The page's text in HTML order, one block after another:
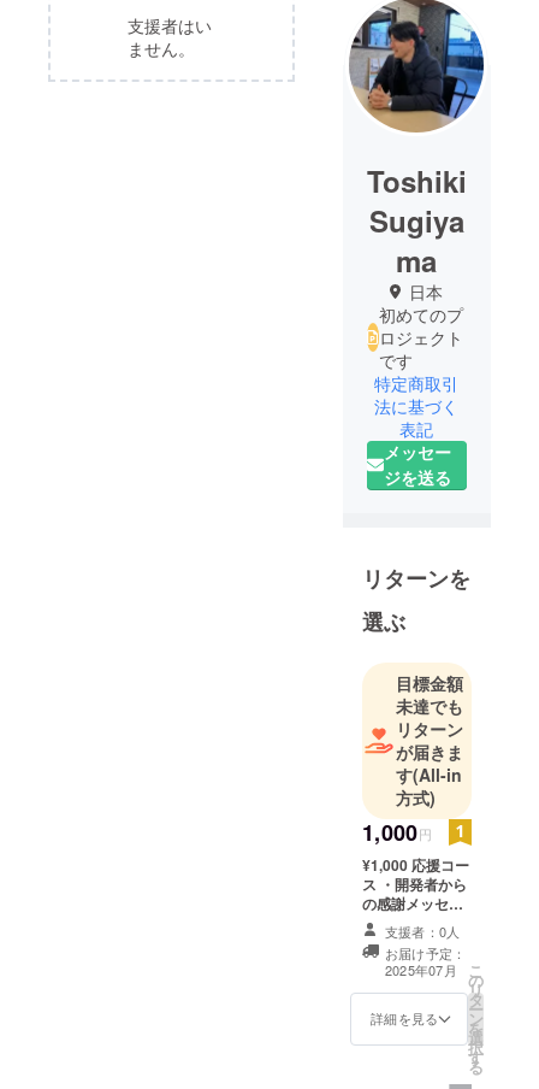
支援者はい
ません。
Toshiki
Sugiya
ma
日本
初めてのプ
ロジェクト
です
特定商取引
法に基づく
表記
メッセー
ジを送る
リターンを
選ぶ
目標金額
未達でも
リターン
が届きま
す(All-in
方式)
1,000円
¥1,000 応援コー
ス ・開発者から
の感謝メッセー
ジ（メール） ・
支援者限定の進
捗レター配信
支援者：0人
お届け予定：
2025年07月
詳細を見る
こ
の
リ
タ
ー
ン
を
選
択
す
る